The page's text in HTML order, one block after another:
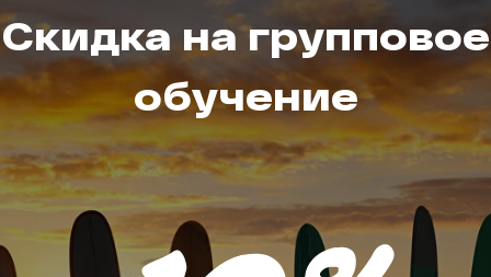
Скидка на групповое
обучение